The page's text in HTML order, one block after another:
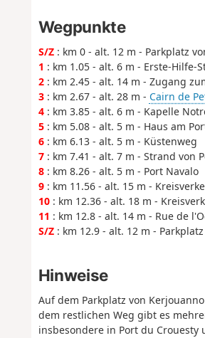
Wegpunkte
S/Z: km 0 - alt. 12 m - Parkplatz
1 : km 1.05 - alt. 6 m - Erste-Hilfe-
2: km 2.45 - alt. 14 m - Zugang
3: km 2.67 - alt. 28 m - Cairn de
4: km 3.85 - alt. 6 m - Kapelle
5: km 5.08 - alt. 5 m - Haus am
6: km 6.13 - alt. 5 m - Küstenweg
7: km 7.41 - alt. 7 m - Strand von
8: km 8.26 - alt. 5 m - Port Navalo
9: km 11.56 - alt. 15 m -
10: km 12.36 - alt. 18 m -
11 : km 12.8 - alt. 14 m - Rue de
S/Z: km 12.9 - alt. 12 m -
Hinweise
Auf dem Parkplatz von
dem restlichen Weg gibt es
insbesondere in Port du Crouesty